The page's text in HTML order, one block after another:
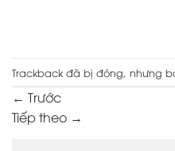
Trackback đã bị đóng, nhưng
← Trước
Tiếp theo →